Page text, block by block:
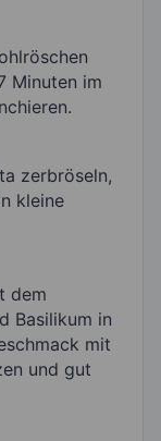
Minuten im
zerbröseln,
kleine
dem
Basilikum in
mit
und gut